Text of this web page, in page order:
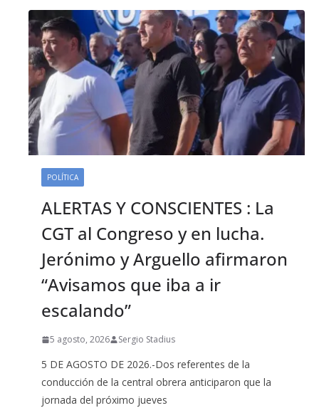
POLÍTICA
ALERTAS Y CONSCIENTES : La
CGT al Congreso y en lucha.
Jerónimo y Arguello afirmaron
“Avisamos que iba a ir
escalando”
5 agosto, 2026 Sergio Stadius
5 DE AGOSTO DE 2026.-Dos referentes de la
conducción de la central obrera anticiparon que la
jornada del próximo jueves